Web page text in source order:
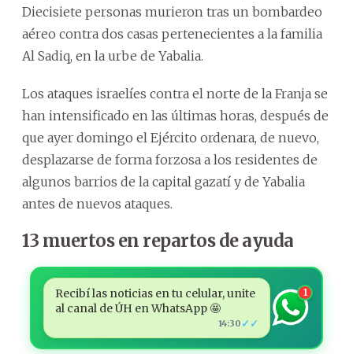
Diecisiete personas murieron tras un bombardeo
aéreo contra dos casas pertenecientes a la familia
Al Sadiq, en la urbe de Yabalia.
Los ataques israelíes contra el norte de la Franja se
han intensificado en las últimas horas, después de
que ayer domingo el Ejército ordenara, de nuevo,
desplazarse de forma forzosa a los residentes de
algunos barrios de la capital gazatí y de Yabalia
antes de nuevos ataques.
13 muertos en repartos de ayuda
Recibí las noticias en tu celular, unite
al canal de ÚH en WhatsApp 🤩
14:30 ✓✓
1